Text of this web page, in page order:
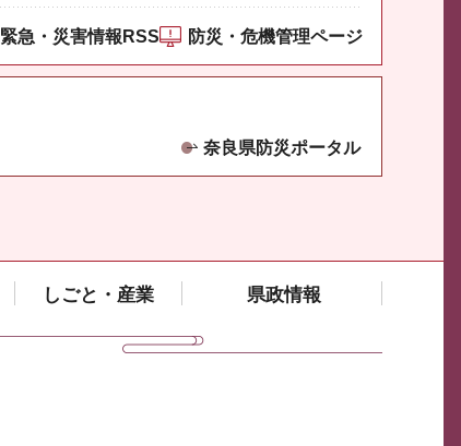
緊急・災害情報RSS 防災・危機管理ページ
奈良県防災ポータル
しごと・産業 県政情報